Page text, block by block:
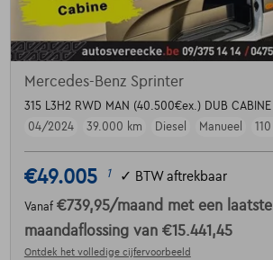
Mercedes-Benz Sprinter
315 L3H2 RWD MAN (40.500€ex.) DUB CABINE
04/2024
39.000 km Diesel Manueel
€49.005 1 ✓ BTW aftrekbaar
Vanaf €739,95/maand met een laatste
maandaflossing van €15.441,45
Ontdek het volledige cijfervoorbeeld